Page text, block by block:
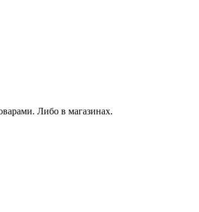
Либо в магазинах.